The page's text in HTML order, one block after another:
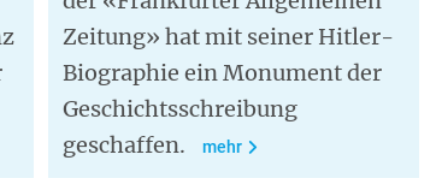
Zeitung» hat mit seiner Hitler-
Biographie ein Monument der
Geschichtsschreibung
geschaffen.
mehr